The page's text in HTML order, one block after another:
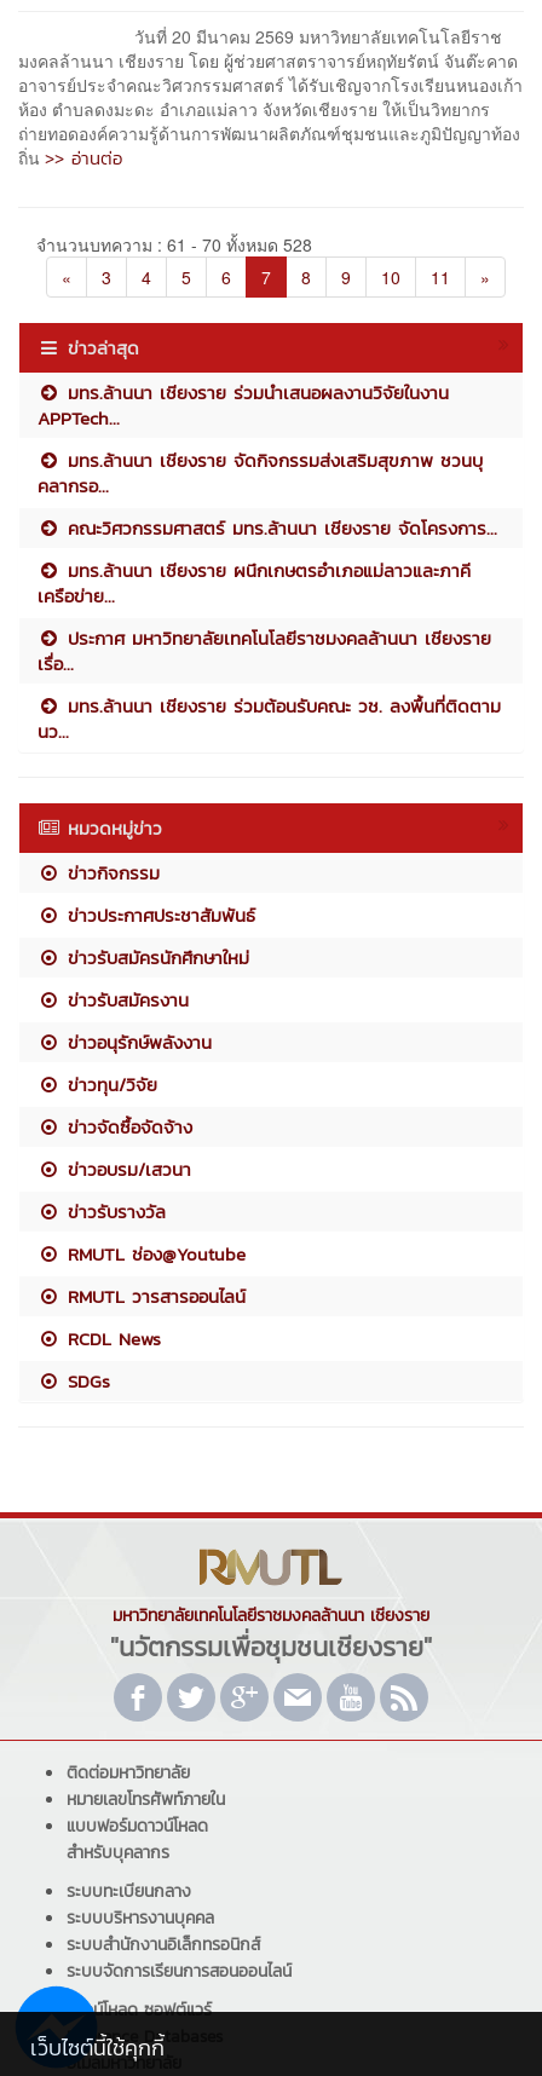
วันที่ 20 มีนาคม 2569 มหาวิทยาลัยเทคโนโลยีราช
มงคลล้านนา เชียงราย โดย ผู้ช่วยศาสตราจารย์หฤทัยรัตน์ จันต๊ะคาด
อาจารย์ประจำคณะวิศวกรรมศาสตร์ ได้รับเชิญจากโรงเรียนหนองเก้า
ห้อง ตำบลดงมะดะ อำเภอแม่ลาว จังหวัดเชียงราย ให้เป็นวิทยากร
ถ่ายทอดองค์ความรู้ด้านการพัฒนาผลิตภัณฑ์ชุมชนและภูมิปัญญาท้อง
ถิ่น >> อ่านต่อ
จำนวนบทความ : 61 - 70 ทั้งหมด 528
«
3 4 5 6 7 8 9 10 11 »
ข่าวล่าสุด
มทร.ล้านนา เชียงราย ร่วมนำเสนอผลงานวิจัยในงาน
APPTech...
มทร.ล้านนา เชียงราย จัดกิจกรรมส่งเสริมสุขภาพ ชวนบุ
คลากรอ...
คณะวิศวกรรมศาสตร์ มทร.ล้านนา เชียงราย จัดโครงการ...
มทร.ล้านนา เชียงราย ผนึกเกษตรอำเภอแม่ลาวและภาคี
เครือข่าย...
ประกาศ มหาวิทยาลัยเทคโนโลยีราชมงคลล้านนา เชียงราย
เรื่อ...
มทร.ล้านนา เชียงราย ร่วมต้อนรับคณะ วช. ลงพื้นที่ติดตาม
นว...
หมวดหมู่ข่าว
ข่าวกิจกรรม
ข่าวประกาศประชาสัมพันธ์
ข่าวรับสมัครนักศึกษาใหม่
ข่าวรับสมัครงาน
ข่าวอนุรักษ์พลังงาน
ข่าวทุน/วิจัย
ข่าวจัดซื้อจัดจ้าง
ข่าวอบรม/เสวนา
ข่าวรับรางวัล
RMUTL ช่อง@Youtube
RMUTL วารสารออนไลน์
RCDL News
SDGs
มหาวิทยาลัยเทคโนโลยีราชมงคลล้านนา เชียงราย
"นวัตกรรมเพื่อชุมชนเชียงราย"
ติดต่อมหาวิทยาลัย
หมายเลขโทรศัพท์ภายใน
แบบฟอร์มดาวน์โหลด
สำหรับบุคลากร
ระบบทะเบียนกลาง
ระบบบริหารงานบุคคล
ระบบสำนักงานอิเล็กทรอนิกส์
ระบบจัดการเรียนการสอนออนไลน์
ดาวน์โหลด ซอฟต์แวร์
Reference Databases
อีเมลมหาวิทยาลัย
เว็บไซต์นี้ใช้คุกกี้